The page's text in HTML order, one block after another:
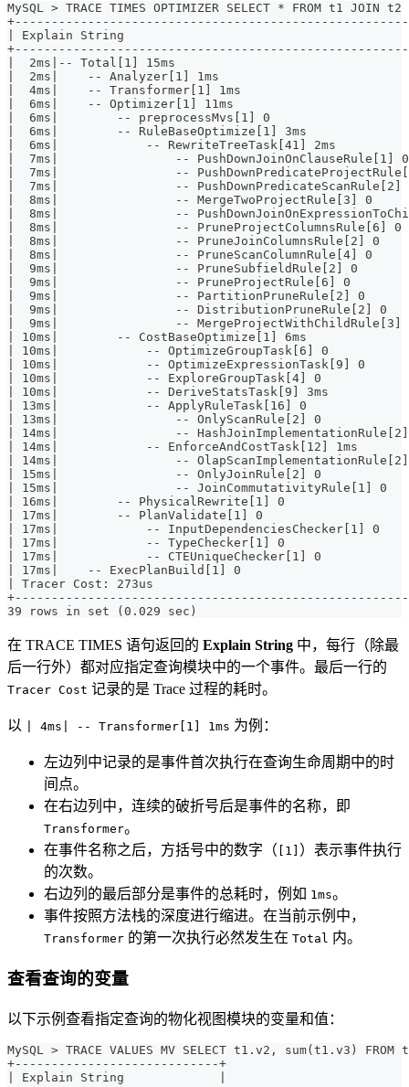
MySQL > TRACE TIMES OPTIMIZER SELECT * FROM t1
| Explain String
|  2ms|-- Total[1] 15ms
|  2ms|    -- Analyzer[1] 1ms
|  4ms|    -- Transformer[1] 1ms
|  6ms|    -- Optimizer[1] 11ms
|  6ms|        -- preprocessMvs[1] 0
|  6ms|        -- RuleBaseOptimize[1] 3ms
|  6ms|            -- RewriteTreeTask[41] 2ms
|  7ms|                --
|  7ms|                --
|  7ms|                --
|  8ms|                -- MergeTwoProjectRule[3]
|  8ms|                --
|  8ms|                --
|  8ms|                -- PruneJoinColumnsRule[2]
|  8ms|                -- PruneScanColumnRule[4]
|  9ms|                -- PruneSubfieldRule[2] 0
|  9ms|                -- PruneProjectRule[6] 0
|  9ms|                -- PartitionPruneRule[2] 0
|  9ms|                -- DistributionPruneRule[2]
|  9ms|                --
| 10ms|        -- CostBaseOptimize[1] 6ms
| 10ms|            -- OptimizeGroupTask[6] 0
| 10ms|            -- OptimizeExpressionTask[9]
| 10ms|            -- ExploreGroupTask[4] 0
| 10ms|            -- DeriveStatsTask[9] 3ms
| 13ms|            -- ApplyRuleTask[16] 0
| 13ms|                -- OnlyScanRule[2] 0
| 14ms|                --
| 14ms|            -- EnforceAndCostTask[12]
| 14ms|                --
| 15ms|                -- OnlyJoinRule[2] 0
| 15ms|                --
| 16ms|        -- PhysicalRewrite[1] 0
| 17ms|        -- PlanValidate[1] 0
| 17ms|            --
| 17ms|            -- TypeChecker[1] 0
| 17ms|            -- CTEUniqueChecker[1] 0
| 17ms|    -- ExecPlanBuild[1] 0
| Tracer Cost: 273us
39 rows in set (0.029 sec)
在 TRACE TIMES 语句返回的 Explain String 中，每行（除最
后一行外）都对应指定查询模块中的一个事件。最后一行的
Tracer Cost 记录的是 Trace 过程的耗时。
以 | 4ms| -- Transformer[1] 1ms 为例：
左边列中记录的是事件首次执行在查询生命周期中的时
间点。
在右边列中，连续的破折号后是事件的名称，即
Transformer。
在事件名称之后，方括号中的数字（ [1] ）表示事件执行
的次数。
右边列的最后部分是事件的总耗时，例如 1ms。
事件按照方法栈的深度进行缩进。在当前示例中，
Transformer 的第一次执行必然发生在 Total 内。
查看查询的变量
以下示例查看指定查询的物化视图模块的变量和值：
MySQL > TRACE VALUES MV SELECT t1.v2, sum(t1.v3)
+----------------------------+
| Explain String             |